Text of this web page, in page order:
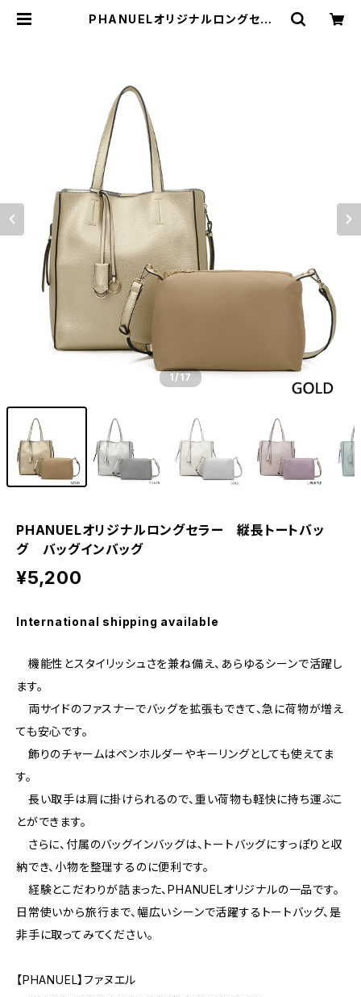
PHANUELオリジナルロングセラ
1/17
PHANUELオリジナルロングセラー 縦長トートバッ
グ バッグインバッグ
¥5,200
International shipping available
機能性とスタイリッシュさを兼ね備え、あらゆるシーンで活躍し
ます。
両サイドのファスナーでバッグを拡張もできて、急に荷物が増え
ても安心です。
飾りのチャームはペンホルダーやキーリングとしても使えてま
す。
長い取手は肩に掛けられるので、重い荷物も軽快に持ち運ぶこ
とができます。
さらに、付属のバッグインバッグは、トートバッグにすっぽりと収
納でき、小物を整理するのに便利です。
経験とこだわりが詰まった、PHANUELオリジナルの一品です。
日常使いから旅行まで、幅広いシーンで活躍するトートバッグ、是
非手に取ってみてください。
【PHANUEL】ファヌエル